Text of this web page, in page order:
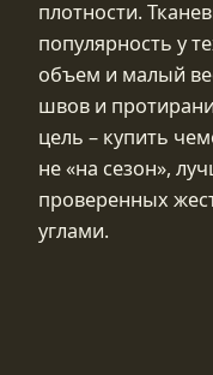
плотности.
популярность у
объем и малый
швов и
цель – купить
не «на сезон»,
проверенных
углами.